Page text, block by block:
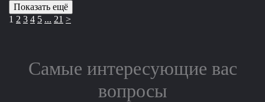
Показать ещё
1 2 3 4 5 ... 21 >
Самые интересующие вас
вопросы